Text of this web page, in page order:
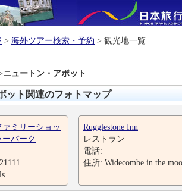
> 海外ツアー検索・予約 > 観光地一覧
ニュートン・アボット
ット関連のフォトマップ
ァミリーショッ
パーク
Rugglestone Inn
レストラン
電話:
住所: Widecombe in the